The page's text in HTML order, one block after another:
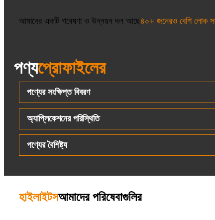
আমাদের একটি গবেষণা ও উন্নয়ন দল আছে৪০+ জনেরও বেশি লোক
পণ্যপ্রোফাইলের
পণ্যের সংক্ষিপ্ত বিবরণ
অ্যাপ্লিকেশনের পরিস্থিতি
পণ্যের বৈশিষ্ট্য
হাইলাইটসআমাদের পরিষেবাগুলির